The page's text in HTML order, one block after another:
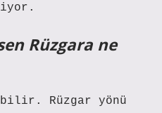
Rüzgara ne
Rüzgar yönü